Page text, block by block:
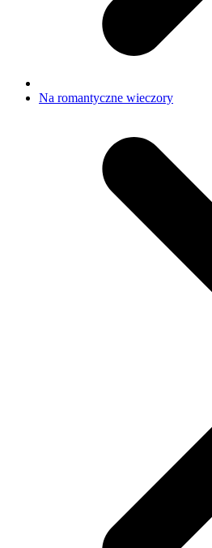
Na romantyczne wieczory